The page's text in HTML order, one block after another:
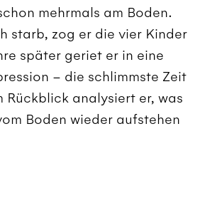
mehrmals am Boden.
starb, zog er die vier Kinder
später geriet er in eine
– die schlimmste Zeit
Rückblick analysiert er, was
Boden wieder aufstehen